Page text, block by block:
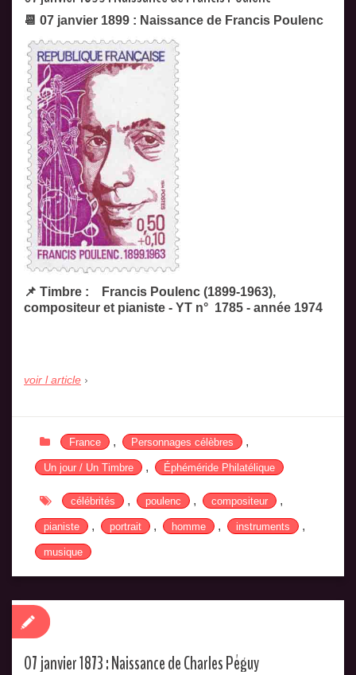
📆 07 janvier 1899 : Naissance de Francis Poulenc
📌 Timbre : Francis Poulenc (1899-1963),
compositeur et pianiste - YT n° 1785 - année 1974
voir l article
France , Personnages célèbres ,
Un jour / Un Timbre , Éphéméride Philatélique
célébrités , poulenc , compositeur ,
pianiste , portrait , homme , instruments ,
musique
07 janvier 1873 : Naissance de Charles Péguy